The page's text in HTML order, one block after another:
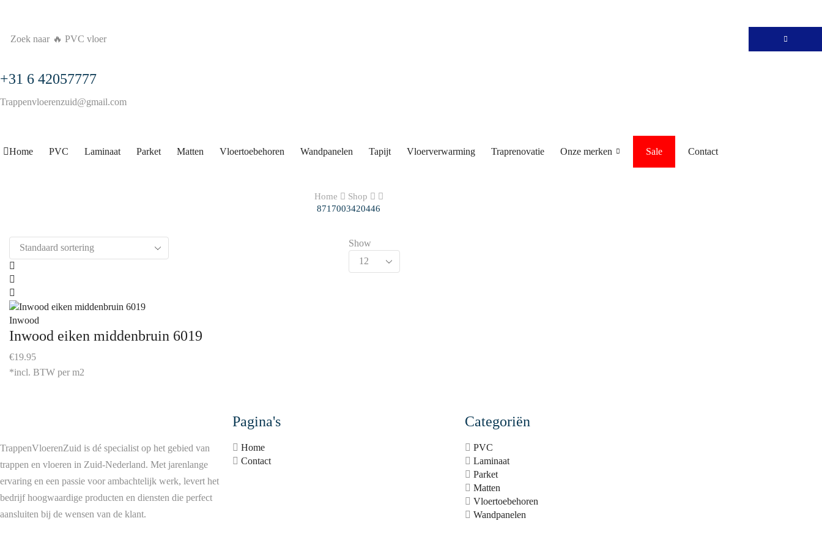
Zoek naar 🔥 PVC vloer
+31 6 42057777
Trappenvloerenzuid@gmail.com
Home PVC Laminaat Parket Matten Vloertoebehoren Wandpanelen Tapijt Vloerverwarming Traprenovatie Onze merken Sale Contact
Home
Shop
8717003420446
Show
Inwood
Inwood eiken middenbruin 6019
€19.95
*incl. BTW per m2
TrappenVloerenZuid is dé specialist op het gebied van
trappen en vloeren in Zuid-Nederland. Met jarenlange
ervaring en een passie voor ambachtelijk werk, levert het
bedrijf hoogwaardige producten en diensten die perfect
aansluiten bij de wensen van de klant.
Pagina's
Home
Contact
Categoriën
PVC
Laminaat
Parket
Matten
Vloertoebehoren
Wandpanelen